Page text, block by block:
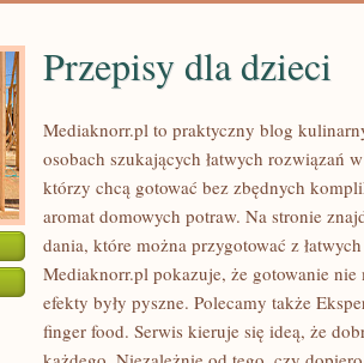
Przepisy dla dzieci
Mediaknorr.pl to praktyczny blog
osobach szukających łatwych rozwiązań
którzy chcą gotować bez zbędnych
aromat domowych potraw. Na stronie
dania, które można przygotować z
Mediaknorr.pl pokazuje, że gotowanie
efekty były pyszne. Polecamy także
finger food. Serwis kieruje się ideą, że